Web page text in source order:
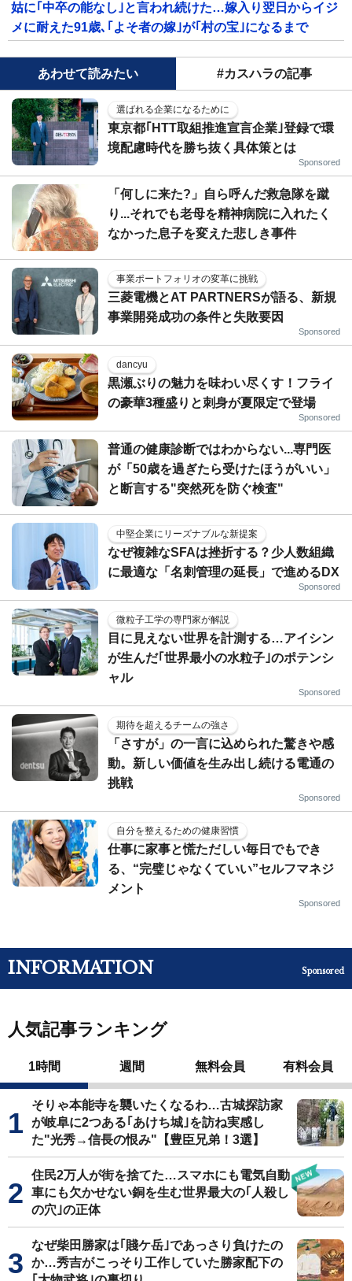
姑に｢中卒の能なし｣と言われ続けた…嫁入り翌日からイジ
メに耐えた91歳､｢よそ者の嫁｣が｢村の宝｣になるまで
あわせて読みたい #カスハラの記事
選ばれる企業になるために
東京都｢HTT取組推進宣言企業｣登録で環
境配慮時代を勝ち抜く具体策とは
Sponsored
「何しに来た?」自ら呼んだ救急隊を蹴
り...それでも老母を精神病院に入れたく
なかった息子を変えた悲しき事件
事業ポートフォリオの変革に挑戦
三菱電機とAT PARTNERSが語る、新規
事業開発成功の条件と失敗要因
Sponsored
dancyu
黒瀬ぶりの魅力を味わい尽くす！フライ
の豪華3種盛りと刺身が夏限定で登場
Sponsored
普通の健康診断ではわからない...専門医
が「50歳を過ぎたら受けたほうがいい」
と断言する"突然死を防ぐ検査"
中堅企業にリーズナブルな新提案
なぜ複雑なSFAは挫折する？少人数組織
に最適な「名刺管理の延長」で進めるDX
Sponsored
微粒子工学の専門家が解説
目に見えない世界を計測する…アイシン
が生んだ｢世界最小の水粒子｣のポテンシ
ャル
Sponsored
期待を超えるチームの強さ
「さすが」の一言に込められた驚きや感
動。新しい価値を生み出し続ける電通の
挑戦
Sponsored
自分を整えるための健康習慣
仕事に家事と慌ただしい毎日でもでき
る、“完璧じゃなくていい”セルフマネジ
メント
Sponsored
INFORMATION Sponsored
人気記事ランキング
1時間 週間 無料会員 有料会員
そりゃ本能寺を襲いたくなるわ…古城探訪家
が岐阜に2つある｢あけち城｣を訪ね実感し
た"光秀→信長の恨み"【豊臣兄弟！3選】
住民2万人が街を捨てた…スマホにも電気自動
車にも欠かせない銅を生む世界最大の｢人殺し
の穴｣の正体
なぜ柴田勝家は｢賤ケ岳｣であっさり負けたの
か…秀吉がこっそり工作していた勝家配下の